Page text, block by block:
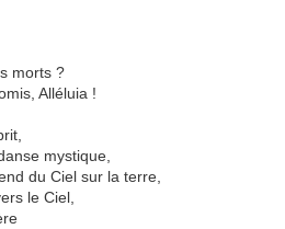
morts ?
Alléluia !
mystique,
du Ciel sur la terre,
le Ciel,